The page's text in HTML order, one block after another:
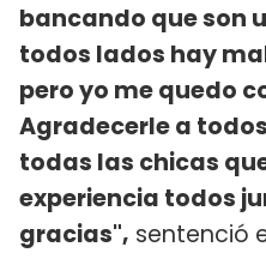
bancando que son
todos lados hay
pero yo me quedo
Agradecerle a
todas las chicas
experiencia todos
gracias", sentenció